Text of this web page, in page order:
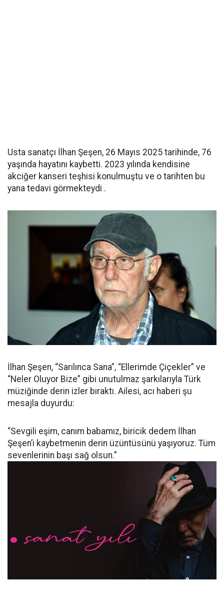
Usta sanatçı İlhan Şeşen, 26 Mayıs 2025 tarihinde, 76
yaşında hayatını kaybetti. 2023 yılında kendisine
akciğer kanseri teşhisi konulmuştu ve o tarihten bu
yana tedavi görmekteydi .
İlhan Şeşen, “Sarılınca Sana”, “Ellerimde Çiçekler” ve
“Neler Oluyor Bize” gibi unutulmaz şarkılarıyla Türk
müziğinde derin izler bıraktı. Ailesi, acı haberi şu
mesajla duyurdu:
“Sevgili eşim, canım babamız, biricik dedem İlhan
Şeşen’i kaybetmenin derin üzüntüsünü yaşıyoruz. Tüm
sevenlerinin başı sağ olsun.”